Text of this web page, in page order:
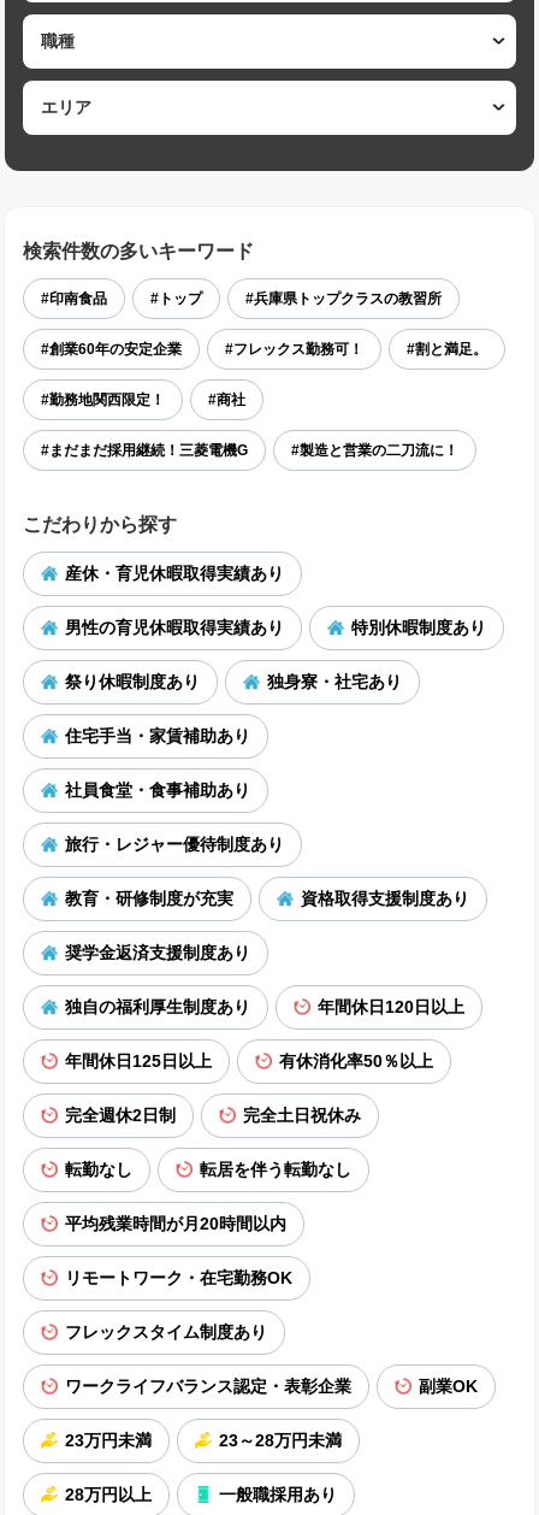
検索件数の多いキーワード
#印南食品 #トップ #兵庫県トップクラスの教習所
#創業60年の安定企業 #フレックス勤務可！ #割と満足。
#勤務地関西限定！ #商社
#まだまだ採用継続！三菱電機G #製造と営業の二刀流に！
こだわりから探す
産休・育児休暇取得実績あり
男性の育児休暇取得実績あり 特別休暇制度あり
祭り休暇制度あり 独身寮・社宅あり
住宅手当・家賃補助あり
社員食堂・食事補助あり
旅行・レジャー優待制度あり
教育・研修制度が充実 資格取得支援制度あり
奨学金返済支援制度あり
独自の福利厚生制度あり 年間休日120日以上
年間休日125日以上 有休消化率50％以上
完全週休2日制 完全土日祝休み
転勤なし 転居を伴う転勤なし
平均残業時間が月20時間以内
リモートワーク・在宅勤務OK
フレックスタイム制度あり
ワークライフバランス認定・表彰企業 副業OK
23万円未満 23～28万円未満
28万円以上 一般職採用あり